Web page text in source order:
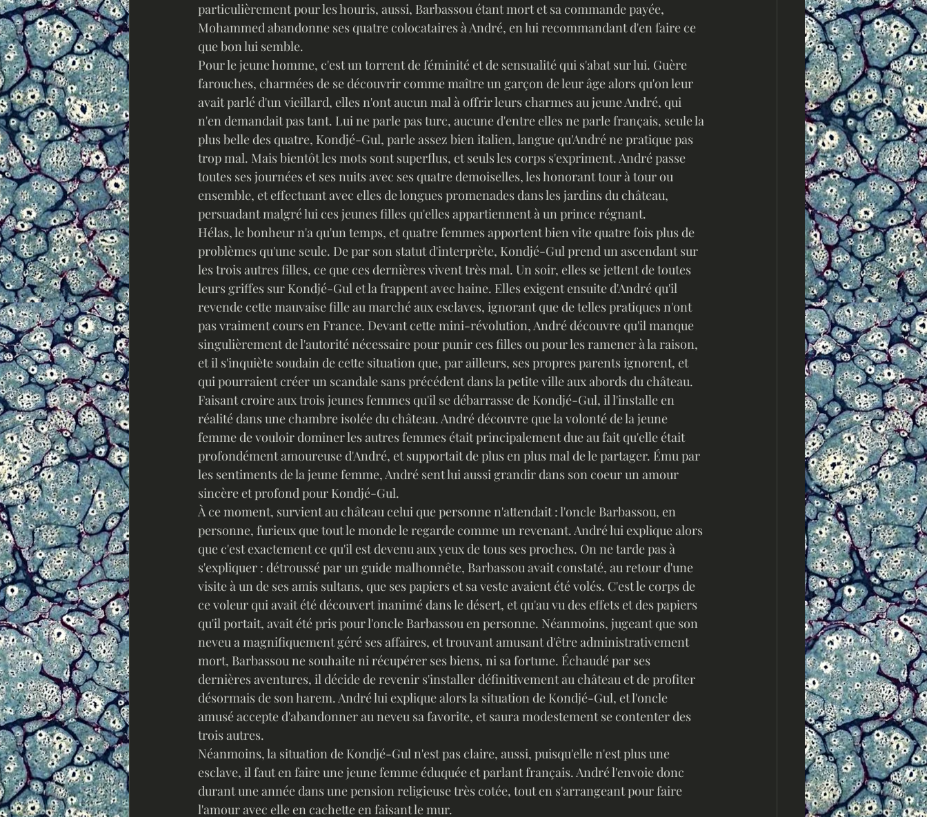
particulièrement pour les houris, aussi, Barbassou étant mort et sa commande payée,
Mohammed abandonne ses quatre colocataires à André, en lui recommandant d'en faire ce
que bon lui semble.
Pour le jeune homme, c'est un torrent de féminité et de sensualité qui s'abat sur lui. Guère
farouches, charmées de se découvrir comme maître un garçon de leur âge alors qu'on leur
avait parlé d'un vieillard, elles n'ont aucun mal à offrir leurs charmes au jeune André, qui
n'en demandait pas tant. Lui ne parle pas turc, aucune d'entre elles ne parle français, seule la
plus belle des quatre, Kondjé-Gul, parle assez bien italien, langue qu'André ne pratique pas
trop mal. Mais bientôt les mots sont superflus, et seuls les corps s'expriment. André passe
toutes ses journées et ses nuits avec ses quatre demoiselles, les honorant tour à tour ou
ensemble, et effectuant avec elles de longues promenades dans les jardins du château,
persuadant malgré lui ces jeunes filles qu'elles appartiennent à un prince régnant.
Hélas, le bonheur n'a qu'un temps, et quatre femmes apportent bien vite quatre fois plus de
problèmes qu'une seule. De par son statut d'interprète, Kondjé-Gul prend un ascendant sur
les trois autres filles, ce que ces dernières vivent très mal. Un soir, elles se jettent de toutes
leurs griffes sur Kondjé-Gul et la frappent avec haine. Elles exigent ensuite d'André qu'il
revende cette mauvaise fille au marché aux esclaves, ignorant que de telles pratiques n'ont
pas vraiment cours en France. Devant cette mini-révolution, André découvre qu'il manque
singulièrement de l'autorité nécessaire pour punir ces filles ou pour les ramener à la raison,
et il s'inquiète soudain de cette situation que, par ailleurs, ses propres parents ignorent, et
qui pourraient créer un scandale sans précédent dans la petite ville aux abords du château.
Faisant croire aux trois jeunes femmes qu'il se débarrasse de Kondjé-Gul, il l'installe en
réalité dans une chambre isolée du château. André découvre que la volonté de la jeune
femme de vouloir dominer les autres femmes était principalement due au fait qu'elle était
profondément amoureuse d'André, et supportait de plus en plus mal de le partager. Ému par
les sentiments de la jeune femme, André sent lui aussi grandir dans son coeur un amour
sincère et profond pour Kondjé-Gul.
À ce moment, survient au château celui que personne n'attendait : l'oncle Barbassou, en
personne, furieux que tout le monde le regarde comme un revenant. André lui explique alors
que c'est exactement ce qu'il est devenu aux yeux de tous ses proches. On ne tarde pas à
s'expliquer : détroussé par un guide malhonnête, Barbassou avait constaté, au retour d'une
visite à un de ses amis sultans, que ses papiers et sa veste avaient été volés. C'est le corps de
ce voleur qui avait été découvert inanimé dans le désert, et qu'au vu des effets et des papiers
qu'il portait, avait été pris pour l'oncle Barbassou en personne. Néanmoins, jugeant que son
neveu a magnifiquement géré ses affaires, et trouvant amusant d'être administrativement
mort, Barbassou ne souhaite ni récupérer ses biens, ni sa fortune. Échaudé par ses
dernières aventures, il décide de revenir s'installer définitivement au château et de profiter
désormais de son harem. André lui explique alors la situation de Kondjé-Gul, et l'oncle
amusé accepte d'abandonner au neveu sa favorite, et saura modestement se contenter des
trois autres.
Néanmoins, la situation de Kondjé-Gul n'est pas claire, aussi, puisqu'elle n'est plus une
esclave, il faut en faire une jeune femme éduquée et parlant français. André l'envoie donc
durant une année dans une pension religieuse très cotée, tout en s'arrangeant pour faire
l'amour avec elle en cachette en faisant le mur.